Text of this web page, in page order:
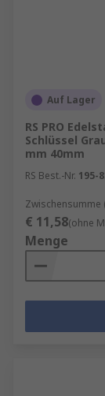
Auf Lager
RS PRO
Schlüssel
mm 40mm
RS Best.-Nr. 195-
Zwischensumme
€ 11,58(ohne
Menge